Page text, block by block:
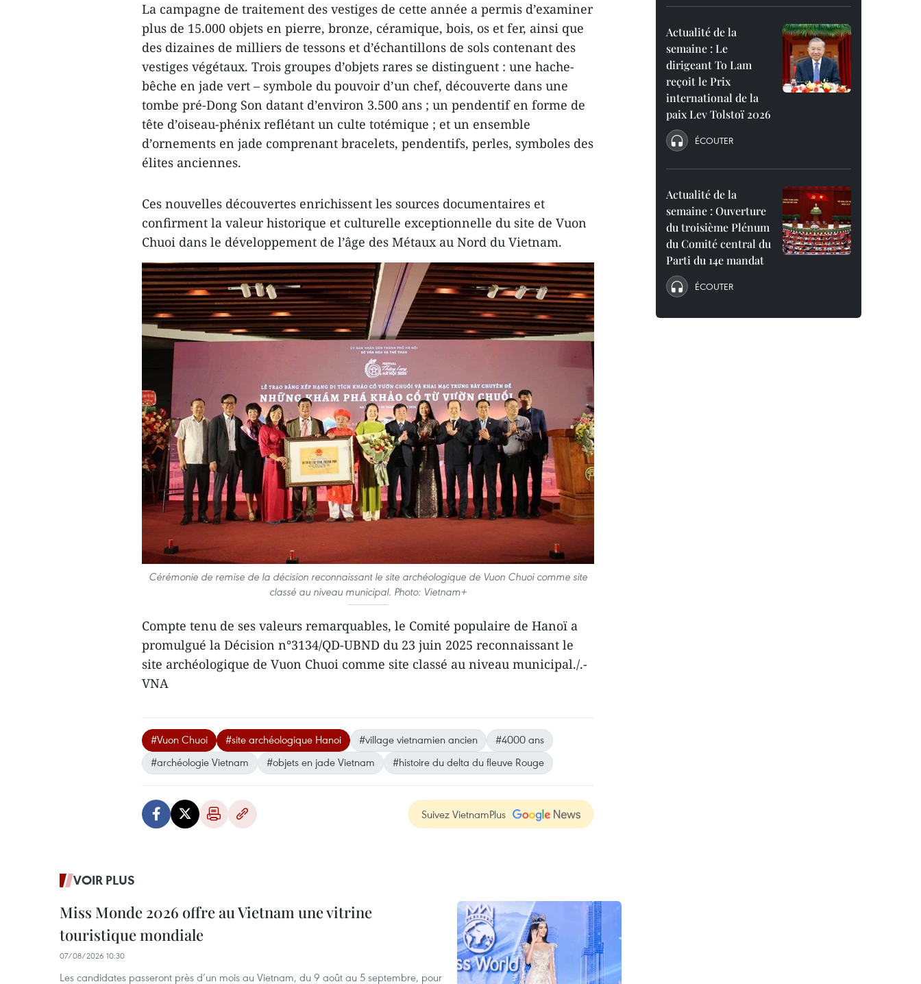
La campagne de traitement des vestiges de cette année a permis d’examiner
plus de 15.000 objets en pierre, bronze, céramique, bois, os et fer, ainsi que
des dizaines de milliers de tessons et d’échantillons de sols contenant des
vestiges végétaux. Trois groupes d’objets rares se distinguent : une hache-
bêche en jade vert – symbole du pouvoir d’un chef, découverte dans une
tombe pré-Dong Son datant d’environ 3.500 ans ; un pendentif en forme de
tête d’oiseau-phénix reflétant un culte totémique ; et un ensemble
d’ornements en jade comprenant bracelets, pendentifs, perles, symboles des
élites anciennes.
Ces nouvelles découvertes enrichissent les sources documentaires et
confirment la valeur historique et culturelle exceptionnelle du site de Vuon
Chuoi dans le développement de l’âge des Métaux au Nord du Vietnam.
Cérémonie de remise de la décision reconnaissant le site archéologique de Vuon Chuoi comme site
classé au niveau municipal. Photo: Vietnam+
Compte tenu de ses valeurs remarquables, le Comité populaire de Hanoï a
promulgué la Décision n°3134/QD-UBND du 23 juin 2025 reconnaissant le
site archéologique de Vuon Chuoi comme site classé au niveau municipal./.-
VNA
#Vuon Chuoi #site archéologique Hanoi #village vietnamien ancien
#4000 ans
#archéologie Vietnam
#objets en jade Vietnam #histoire du delta du fleuve Rouge
Suivez VietnamPlus
VOIR PLUS
Miss Monde 2026 offre au Vietnam une vitrine
touristique mondiale
07/08/2026 10:30
Les candidates passeront près d’un mois au Vietnam, du 9 août au 5 septembre, pour
Actualité de la
semaine : Le
dirigeant To Lam
reçoit le Prix
international de la
paix Lev Tolstoï 2026
ÉCOUTER
Actualité de la
semaine : Ouverture
du troisième Plénum
du Comité central du
Parti du 14e mandat
ÉCOUTER